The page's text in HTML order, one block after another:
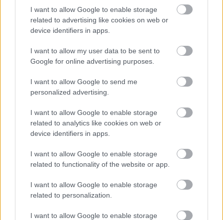
I want to allow Google to enable storage
related to advertising like cookies on web or
device identifiers in apps.
I want to allow my user data to be sent to
Google for online advertising purposes.
I want to allow Google to send me
personalized advertising.
I want to allow Google to enable storage
related to analytics like cookies on web or
device identifiers in apps.
I want to allow Google to enable storage
related to functionality of the website or app.
I want to allow Google to enable storage
related to personalization.
I want to allow Google to enable storage
Aktuális kiállításaink